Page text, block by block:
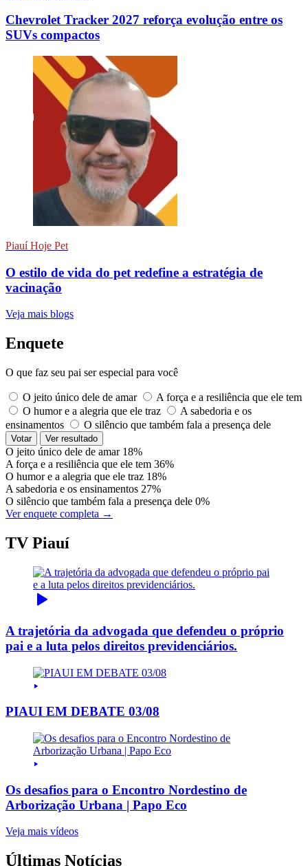
Chevrolet Tracker 2027 reforça evolução entre os
SUVs compactos
Piauí Hoje Pet
O estilo de vida do pet redefine a estratégia de
vacinação
Veja mais blogs
Enquete
O que faz seu pai ser especial para você
O jeito único dele de amar
A força e a resiliência que ele tem
O humor e a alegria que ele traz
A sabedoria e os
ensinamentos
O silêncio que também fala a presença dele
Votar Ver resultado
O jeito único dele de amar 18%
A força e a resiliência que ele tem 36%
O humor e a alegria que ele traz 18%
A sabedoria e os ensinamentos 27%
O silêncio que também fala a presença dele 0%
Ver enquete completa →
TV Piauí
A trajetória da advogada que defendeu o próprio
pai e a luta pelos direitos previdenciários.
PIAUI EM DEBATE 03/08
Os desafios para o Encontro Nordestino de
Arborização Urbana | Papo Eco
Veja mais vídeos
Últimas Notícias